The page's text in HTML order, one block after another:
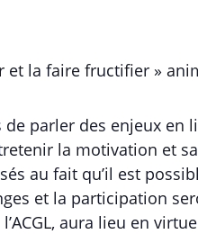
la faire fructifier »
parler des enjeux en
la motivation et
au fait qu’il est
et la participation
aura lieu en